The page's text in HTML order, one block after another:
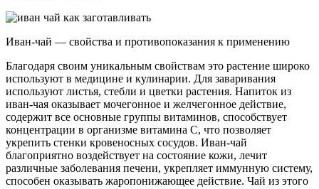
Иван-чай — свойства и противопоказания к применению
Благодаря своим уникальным свойствам это растение широко
используют в медицине и кулинарии. Для заваривания
используют листья, стебли и цветки растения. Напиток из
иван-чая оказывает мочегонное и желчегонное действие,
содержит все основные группы витаминов, способствует
концентрации в организме витамина С, что позволяет
укрепить стенки кровеносных сосудов. Иван-чай
благоприятно воздействует на состояние кожи, лечит
различные заболевания печени, укрепляет иммунную систему,
способен оказывать жаропонижающее действие. Чай из этого